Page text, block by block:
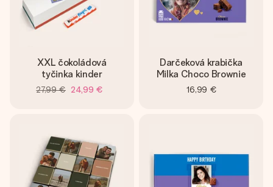
XXL čokoládová
tyčinka kinder
27,99 € 24,99 €
Darčeková krabička
Milka Choco Brownie
16,99 €